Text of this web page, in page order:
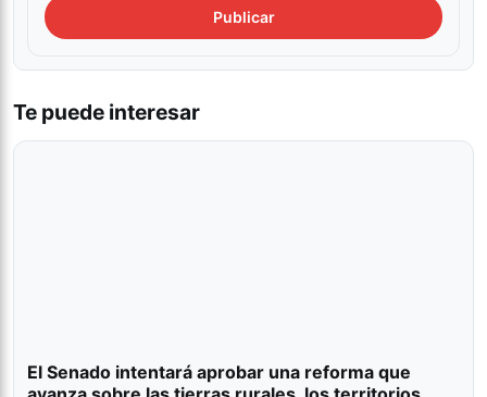
Te puede interesar
El Senado intentará aprobar una reforma que